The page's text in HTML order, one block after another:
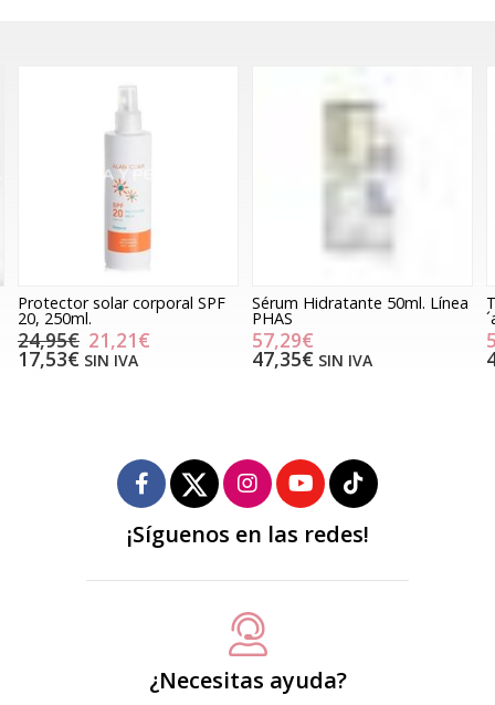
Protector solar corporal SPF
20, 250ml.
24,95€ 21,21€
17,53€ SIN IVA
Sérum Hidratante 50ml. Línea
PHAS
57,29€
47,35€ SIN IVA
¡Síguenos en las redes!
¿Necesitas ayuda?